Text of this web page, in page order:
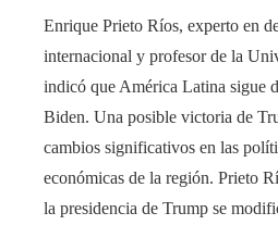
Enrique Prieto Ríos, experto en
internacional y profesor de la
indicó que América Latina sigue
Biden. Una posible victoria de
cambios significativos en las
económicas de la región. Prieto
la presidencia de Trump se